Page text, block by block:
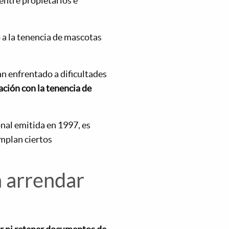
la tenencia de mascotas
enfrentado a dificultades
con la tenencia de
emitida en 1997, es
ciertos
arrendar